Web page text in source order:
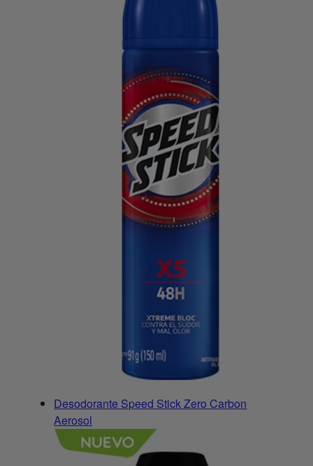
Desodorante Speed Stick Zero Carbon
Aerosol